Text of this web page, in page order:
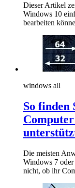
Dieser Artikel
Windows 10
bearbeiten
windows all
So finden
Die meisten
Windows 7
nicht, ob ihr